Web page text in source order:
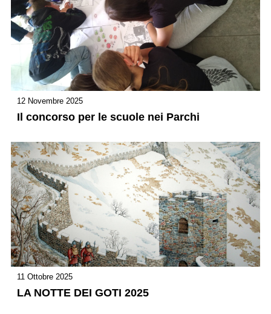
12 Novembre 2025
Il concorso per le scuole nei Parchi
11 Ottobre 2025
LA NOTTE DEI GOTI 2025